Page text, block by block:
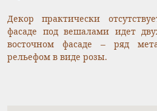
Декор практически
фасаде под вешалами идет
восточном фасаде – ряд
рельефом в виде розы.